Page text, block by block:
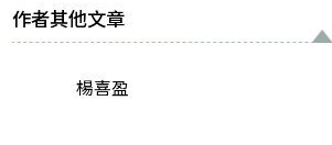
作者其他文章
楊喜盈